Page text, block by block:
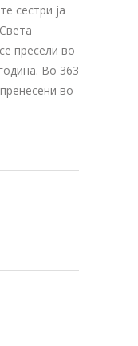
сестри ја
пресели во
Во 363
во